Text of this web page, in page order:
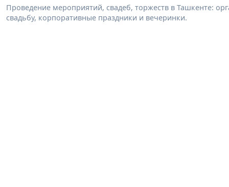
Проведение мероприятий, свадеб, торжеств в Ташкенте:
свадьбу, корпоративные праздники и вечеринки.